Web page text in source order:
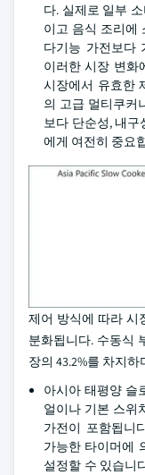
다. 실제로 일부
이고 음식 조리에
다기능 가전보다
이러한 시장 변화
시장에서 유효한
의 고급 멀티쿠커
보다 단순성, 내
에게 여전히 중요
제어 방식에 따라 시
분화됩니다. 수동식
장의 43.2%를 차지
아시아 태평양 슬
얼이나 기본 스위
가전이 포함됩니
가능한 타이머에
설정할 수 있습니